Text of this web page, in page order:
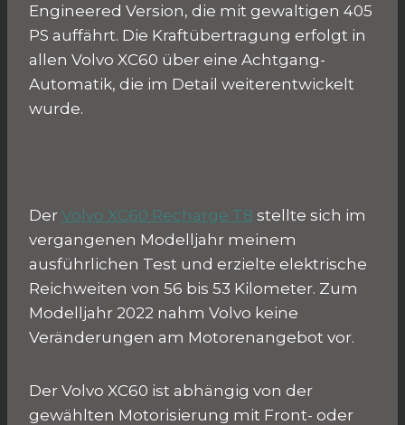
Engineered Version, die mit gewaltigen 405
PS auffährt. Die Kraftübertragung erfolgt in
allen Volvo XC60 über eine Achtgang-
Automatik, die im Detail weiterentwickelt
wurde.
Der Volvo XC60 Recharge T8 stellte sich im
vergangenen Modelljahr meinem
ausführlichen Test und erzielte elektrische
Reichweiten von 56 bis 53 Kilometer. Zum
Modelljahr 2022 nahm Volvo keine
Veränderungen am Motorenangebot vor.
Der Volvo XC60 ist abhängig von der
gewählten Motorisierung mit Front- oder